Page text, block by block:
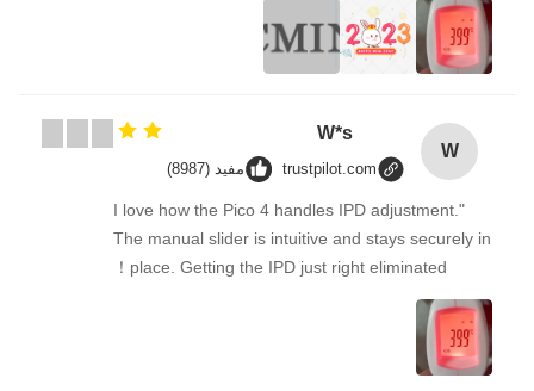
W
W*s
trustpilot.com مفید (8987)
"I love how the Pico 4 handles IPD adjustment.
The manual slider is intuitive and stays securely in
place. Getting the IPD just right eliminated！